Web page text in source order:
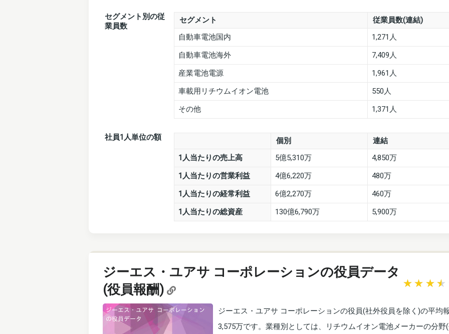
セグメント別の従
業員数
セグメント
従業員数(連結)
自動車電池国内
1,271人
自動車電池海外
7,409人
産業電池電源
1,961人
車載用リチウムイオン電池
550人
その他
1,371人
社員1人単位の額 個別
連結
1人当たりの売上高
5億5,310万
4,850万
1人当たりの営業利益
4億6,220万
480万
1人当たりの経常利益
6億2,270万
460万
1人当たりの総資産
130億6,790万 5,900万
ジーエス・ユアサ コーポレーションの役員データ
(役員報酬)
ジーエス・ユアサ コーポレーションの役員(社外役員を除く)の平均
3,575万です。業種別としては、リチウムイオン電池メーカーの分野